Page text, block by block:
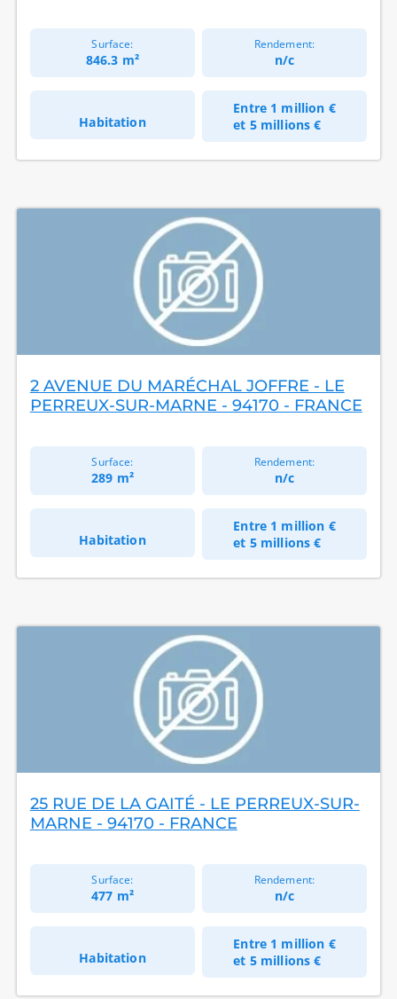
Surface:
846.3 m²
Rendement:
n/c
Habitation
Entre 1 million €
et 5 millions €
2 AVENUE DU MARÉCHAL JOFFRE - LE
PERREUX-SUR-MARNE - 94170 - FRANCE
Surface:
289 m²
Rendement:
n/c
Habitation
Entre 1 million €
et 5 millions €
25 RUE DE LA GAITÉ - LE PERREUX-SUR-
MARNE - 94170 - FRANCE
Surface:
477 m²
Rendement:
n/c
Habitation
Entre 1 million €
et 5 millions €